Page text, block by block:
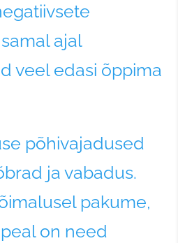
ajal
veel edasi õppima
põhivajadused
ja vabadus.
pakume,
on need